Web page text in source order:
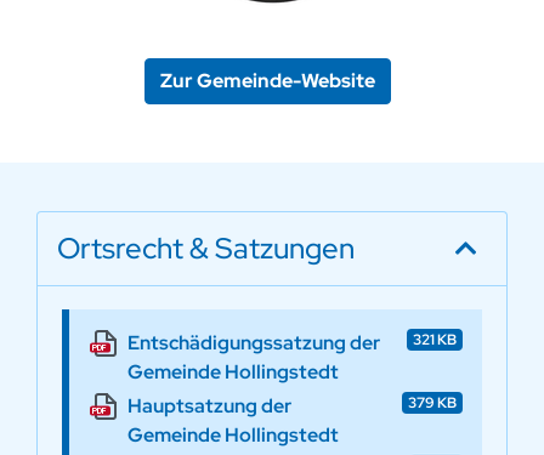
Zur Gemeinde-Website
Ortsrecht & Satzungen
Entschädigungssatzung der
Gemeinde Hollingstedt
321 KB
Hauptsatzung der
Gemeinde Hollingstedt
379 KB